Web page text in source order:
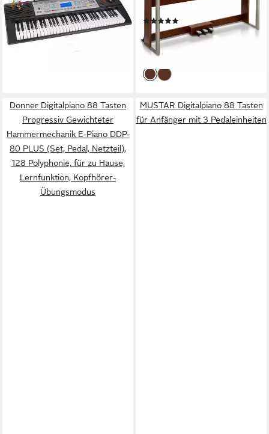
Home-Keyboard, für Anfänger
(20)
ab 69,99 € UVP156,99 €
-55%
DDP-200 (SET), Holzgehäuse,
LCD-Display, 5 Reverb-
Effekte, Bluetooth-MIDI, 3
Pedale
509,99 € UVP759,99 €
-33%
Donner Digitalpiano 88 Tasten
Progressiv Gewichteter
Hammermechanik E-Piano DDP-
80 PLUS (Set, Pedal, Netzteil),
128 Polyphonie, für zu Hause,
Lernfunktion, Kopfhörer-
Übungsmodus
MUSTAR Digitalpiano 88 Tasten
für Anfänger mit 3 Pedaleinheiten